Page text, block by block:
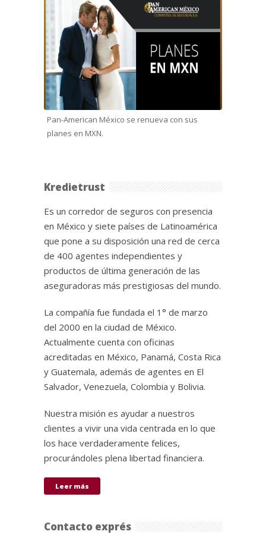
Pan-American México se renueva con sus
planes en MXN.
Kredietrust
Es un corredor de seguros con presencia
en México y siete países de Latinoamérica
que pone a su disposición una red de cerca
de 400 agentes independientes y
productos de última generación de las
aseguradoras más prestigiosas del mundo.
La compañía fue fundada el 1° de marzo
del 2000 en la ciudad de México.
Actualmente cuenta con oficinas
acreditadas en México, Panamá, Costa Rica
y Guatemala, además de agentes en El
Salvador, Venezuela, Colombia y Bolivia.
Nuestra misión es ayudar a nuestros
clientes a vivir una vida centrada en lo que
los hace verdaderamente felices,
procurándoles plena libertad financiera.
Leer más
Contacto exprés